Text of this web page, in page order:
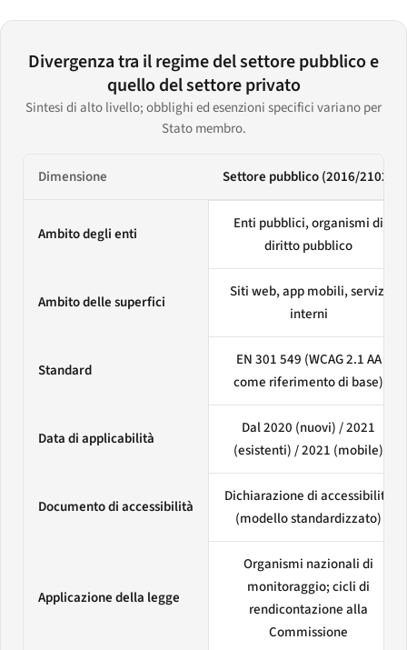
Divergenza tra il regime del settore pubblico e
quello del settore privato
Sintesi di alto livello; obblighi ed esenzioni specifici variano per
Stato membro.
Dimensione Settore pubblico (2016/2102)
Ambito degli enti
Enti pubblici, organismi di
diritto pubblico
Ambito delle superfici
Siti web, app mobili, servizi
interni
Standard
EN 301 549 (WCAG 2.1 AA
come riferimento di base)
Data di applicabilità
Dal 2020 (nuovi) / 2021
(esistenti) / 2021 (mobile)
Documento di accessibilità
Dichiarazione di accessibilità
(modello standardizzato)
Applicazione della legge
Organismi nazionali di
monitoraggio; cicli di
rendicontazione alla
Commissione